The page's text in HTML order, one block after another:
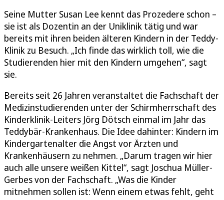
Seine Mutter Susan Lee kennt das Prozedere schon –
sie ist als Dozentin an der Uniklinik tätig und war
bereits mit ihren beiden älteren Kindern in der Teddy-
Klinik zu Besuch. „Ich finde das wirklich toll, wie die
Studierenden hier mit den Kindern umgehen“, sagt
sie.
Bereits seit 26 Jahren veranstaltet die Fachschaft der
Medizinstudierenden unter der Schirmherrschaft des
Kinderklinik-Leiters Jörg Dötsch einmal im Jahr das
Teddybär-Krankenhaus. Die Idee dahinter: Kindern im
Kindergartenalter die Angst vor Ärzten und
Krankenhäusern zu nehmen. „Darum tragen wir hier
auch alle unsere weißen Kittel“, sagt Joschua Müller-
Gerbes von der Fachschaft. „Was die Kinder
mitnehmen sollen ist: Wenn einem etwas fehlt, geht